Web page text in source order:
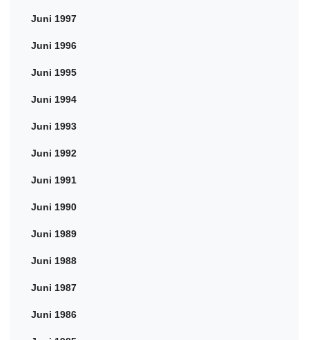
Juni 1997
Juni 1996
Juni 1995
Juni 1994
Juni 1993
Juni 1992
Juni 1991
Juni 1990
Juni 1989
Juni 1988
Juni 1987
Juni 1986